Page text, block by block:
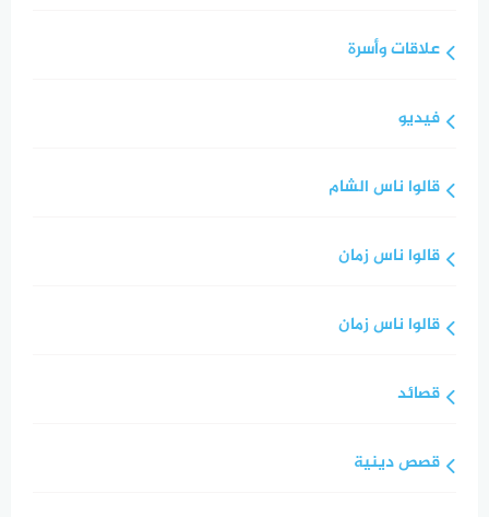
علاقات وأسرة
فيديو
قالوا ناس الشام
قالوا ناس زمان
قالوا ناس زمان
قصائد
قصص دينية